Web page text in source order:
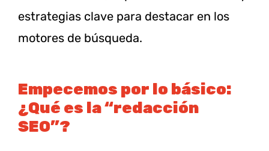
estrategias clave para destacar en los
motores de búsqueda.
Empecemos por lo básico:
¿Qué es la “redacción
SEO”?